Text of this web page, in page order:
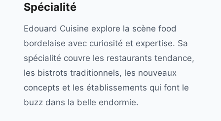
Spécialité
Edouard Cuisine explore la scène food
bordelaise avec curiosité et expertise. Sa
spécialité couvre les restaurants tendance,
les bistrots traditionnels, les nouveaux
concepts et les établissements qui font le
buzz dans la belle endormie.